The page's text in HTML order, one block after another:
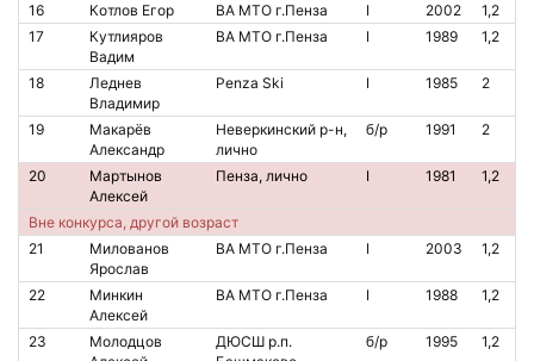
16
Котлов Егор ВА МТО г.Пенза I 2002
1,2
17
Кутлияров
Вадим
ВА МТО г.Пенза I 1989 1,2
18
Леднев
Владимир
Penza Ski I 1985 2
19
Макарёв
Александр
Неверкинский р-н,
лично
б/р 1991 2
20
Мартынов
Алексей
Пенза, лично I 1981 1,2
Вне конкурса, другой возраст
21
Милованов
Ярослав
ВА МТО г.Пенза I 2003 1,2
22
Минкин
Алексей
ВА МТО г.Пенза I 1988 1,2
23
Молодцов
ДЮСШ р.п.
б/р 1995 1,2